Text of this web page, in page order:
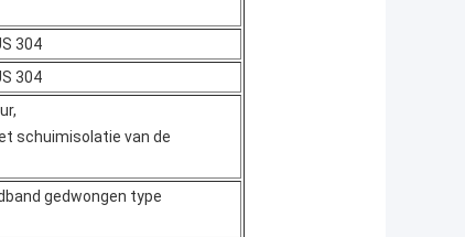
304
304
schuimisolatie van de
gedwongen type